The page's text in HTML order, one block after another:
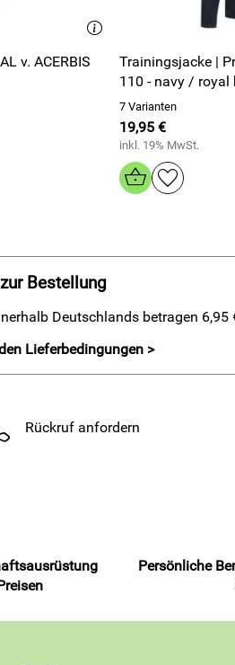
CELESTIAL v. ACERBIS
Trainingsjacke |
110 - navy / royal
7 Varianten
19,95 €
inkl. 19% MwSt.
Bestellung
Deutschlands betragen
Lieferbedingungen >
Rückruf anfordern
Persönliche